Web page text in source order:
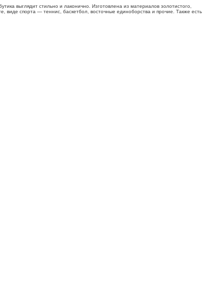
выглядит стильно и лаконично. Изготовлена из материалов золотистого,
спорта — теннис, баскетбол, восточные единоборства и прочие. Также есть